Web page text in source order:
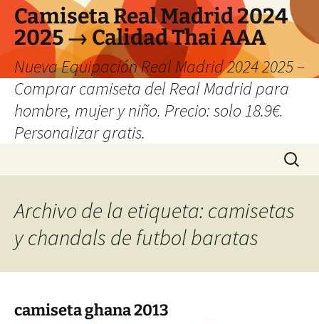
Camiseta Real Madrid 2024
2025 → Calidad Thai AAA
Nueva Equipación Real Madrid 2024 2025 –
Comprar camiseta del Real Madrid para
hombre, mujer y niño. Precio: solo 18.9€.
Personalizar gratis.
Buscar:
Archivo de la etiqueta: camisetas
y chandals de futbol baratas
camiseta ghana 2013